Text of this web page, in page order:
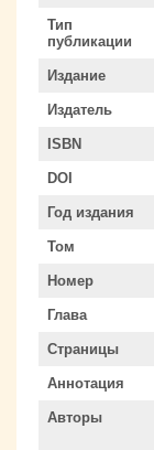
Тип
публикации
Издание
Издатель
ISBN
DOI
Год издания
Том
Номер
Глава
Страницы
Аннотация
Авторы